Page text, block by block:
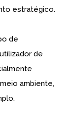
estratégico.
de
de
ambiente,